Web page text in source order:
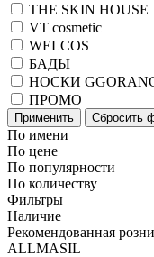
THE SKIN HOUSE
VT cosmetic
WELCOS
БАДЫ
НОСКИ
ПРОМО
Применить Сбросить
По имени
По цене
По популярности
По количеству
Фильтры
Наличие
Рекомендованная
ALLMASIL